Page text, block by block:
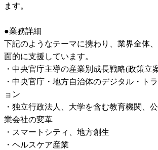
ます。
●業務詳細
下記のようなテーマに携わり、業界全体
面的に支援しています。
・中央官庁主導の産業別成長戦略(政策立
・中央官庁・地方自治体のデジタル・ト
ョン
・独立行政法人、大学を含む教育機関、
業会社の変革
・スマートシティ、地方創生
・ヘルスケア産業